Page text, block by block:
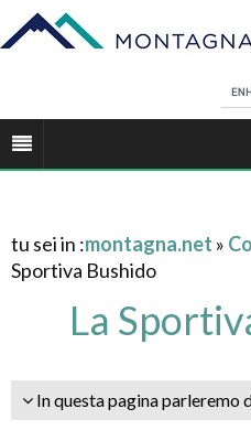
tu sei in :montagna.net »
Sportiva Bushido
La
In questa pagina parleremo